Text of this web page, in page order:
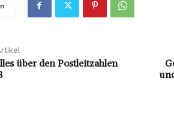
über den Postleitzahlen